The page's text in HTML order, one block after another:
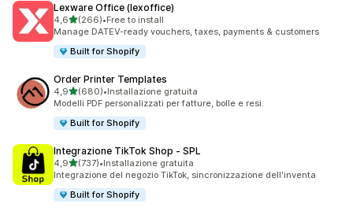
Lexware Office (lexoffice)
4,6stelle su 5
(266)
266 recensioni totali
•Free to install
Manage DATEV-ready vouchers, taxes, payments & customers
Built for Shopify
Order Printer Templates
4,9stelle su 5
(680)
680 recensioni totali
•Installazione gratuita
Modelli PDF personalizzati per fatture, bolle e resi.
Built for Shopify
Integrazione TikTok Shop ‑ SPL
4,9stelle su 5
(737)
737 recensioni totali
•Installazione gratuita
Integrazione del negozio TikTok, sincronizzazione dell'inventa
Built for Shopify